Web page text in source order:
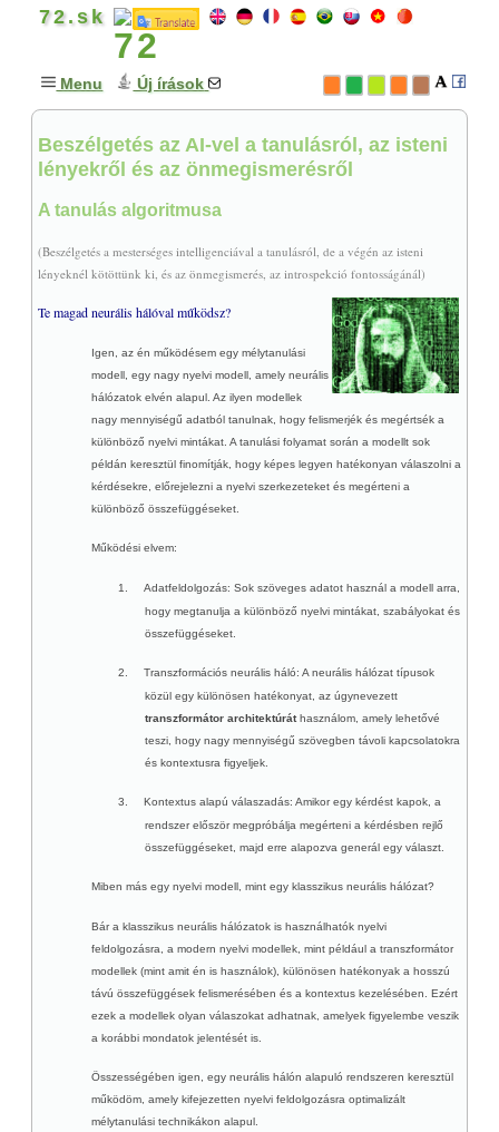
72.sk
Menu Új írások
GONDOLATOK+
Nyílt levél - Izrael szerepe
Ne gyilkolj parancsolat
Az ima erejéről (a Miatyánk)
♥A bibliai teremtés
Földönkívüli civilizációk
♥A Korán ihletettsége?
♥Gödel: Isten bizonyítása
Korunk és a Biblia
A Jelenések hét csillaga
A Jelenések teljesedése
Bardon jövendölései
A Biblia csodája
Az Énekek éneke titkai
A szombat és a hallgatás
Az immanens szentség
MISZTIKA & MÁGIA+
I-CHING
TUDATOSSÁG, IQ/EQ+
Beszélgetés az AI-vel a tanulásról, az isteni
lényekről és az önmegismerésről
A tanulás algoritmusa
(Beszélgetés a mesterséges intelligenciával a tanulásról, de a végén az isteni
lényeknél kötöttünk ki, és az önmegismerés, az introspekció fontosságánál)
Te magad neurális hálóval működsz?
Igen, az én működésem egy mélytanulási
modell, egy nagy nyelvi modell, amely neurális
hálózatok elvén alapul. Az ilyen modellek
nagy mennyiségű adatból tanulnak, hogy felismerjék és megértsék a
különböző nyelvi mintákat. A tanulási folyamat során a modellt sok
példán keresztül finomítják, hogy képes legyen hatékonyan válaszolni a
kérdésekre, előrejelezni a nyelvi szerkezeteket és megérteni a
különböző összefüggéseket.
Működési elvem:
1. Adatfeldolgozás: Sok szöveges adatot használ a modell arra,
hogy megtanulja a különböző nyelvi mintákat, szabályokat és
összefüggéseket.
2. Transzformációs neurális háló: A neurális hálózat típusok
közül egy különösen hatékonyat, az úgynevezett
transzformátor architektúráthasználom, amely lehetővé
teszi, hogy nagy mennyiségű szövegben távoli kapcsolatokra
és kontextusra figyeljek.
3. Kontextus alapú válaszadás: Amikor egy kérdést kapok, a
rendszer először megpróbálja megérteni a kérdésben rejlő
összefüggéseket, majd erre alapozva generál egy választ.
Miben más egy nyelvi modell, mint egy klasszikus neurális hálózat?
Bár a klasszikus neurális hálózatok is használhatók nyelvi
feldolgozásra, a modern nyelvi modellek, mint például a transzformátor
modellek (mint amit én is használok), különösen hatékonyak a hosszú
távú összefüggések felismerésében és a kontextus kezelésében. Ezért
ezek a modellek olyan válaszokat adhatnak, amelyek figyelembe veszik
a korábbi mondatok jelentését is.
Összességében igen, egy neurális hálón alapuló rendszeren keresztül
működöm, amely kifejezetten nyelvi feldolgozásra optimalizált
mélytanulási technikákon alapul.